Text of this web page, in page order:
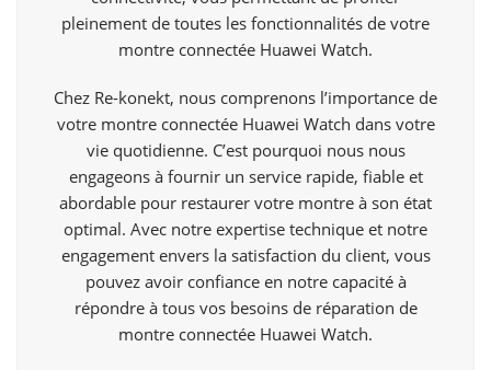
pleinement de toutes les fonctionnalités de votre
montre connectée Huawei Watch.
Chez Re-konekt, nous comprenons l’importance de
votre montre connectée Huawei Watch dans votre
vie quotidienne. C’est pourquoi nous nous
engageons à fournir un service rapide, fiable et
abordable pour restaurer votre montre à son état
optimal. Avec notre expertise technique et notre
engagement envers la satisfaction du client, vous
pouvez avoir confiance en notre capacité à
répondre à tous vos besoins de réparation de
montre connectée Huawei Watch.